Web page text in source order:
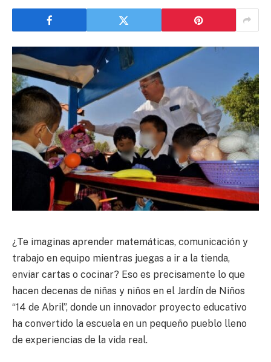
¿Te imaginas aprender matemáticas, comunicación y
trabajo en equipo mientras juegas a ir a la tienda,
enviar cartas o cocinar? Eso es precisamente lo que
hacen decenas de niñas y niños en el Jardín de Niños
“14 de Abril”, donde un innovador proyecto educativo
ha convertido la escuela en un pequeño pueblo lleno
de experiencias de la vida real.